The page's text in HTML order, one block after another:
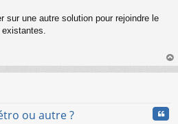
sur une autre solution pour rejoindre le
au
ou autre ?